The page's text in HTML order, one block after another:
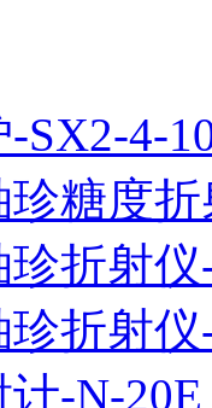
SX2-4-
糖度
折射仪
折射仪
-N-20E